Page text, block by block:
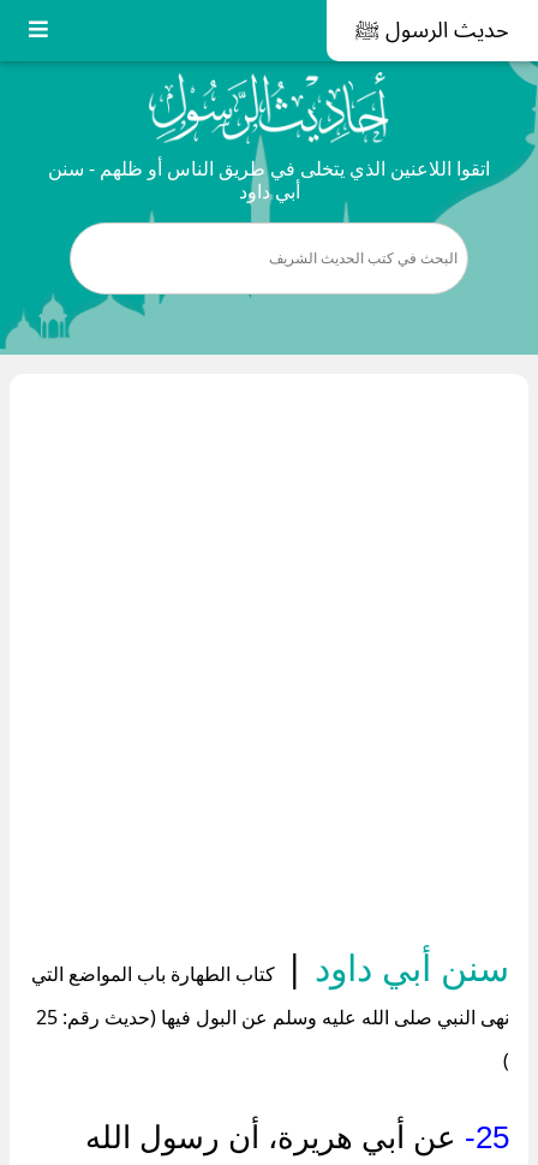
حديث الرسول ﷺ
اتقوا اللاعنين الذي يتخلى في طريق الناس أو ظلهم - سنن
أبي داود
سنن أبي داود |
كتاب الطهارة باب المواضع التي
نهى النبي صلى الله عليه وسلم عن البول فيها (حديث رقم: 25
)
25-
عن أبي هريرة، أن رسول الله